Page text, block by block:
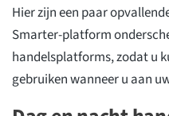
Hier zijn een paar
Smarter-platform
handelsplatforms, zodat u
gebruiken wanneer u aan